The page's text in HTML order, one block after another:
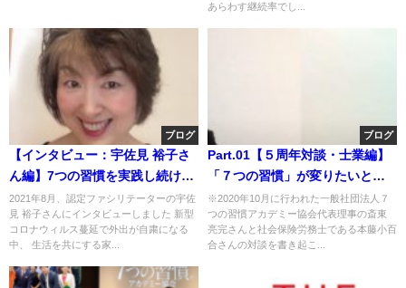
あらわす継続率でし...
ブログ
【インタビュー：宇佐見 裕子さ
ん編】7つの習慣を実践し続ける
ことで得ることができる 「自分
の変化」と「家族の幸せ」と
は？（前編）
2021年8月、認定ファシリテーターの宇佐
見 裕子さんにインタビューしました 新型
コロナウィルス蔓延で外出が自粛になる
中、 生活を共にする家...
ブログ
Part.01【５周年対談・士業編】
「７つの習慣」が変りたいと思
っていた私の人生を変えてくれ
ました。
※2020年10月に行われた一般社団法人７
つの習慣アカデミー協会代表理事の斎東
亮完さんと社会保険労務士である本藤小百
合さんの対談を書き起こ...